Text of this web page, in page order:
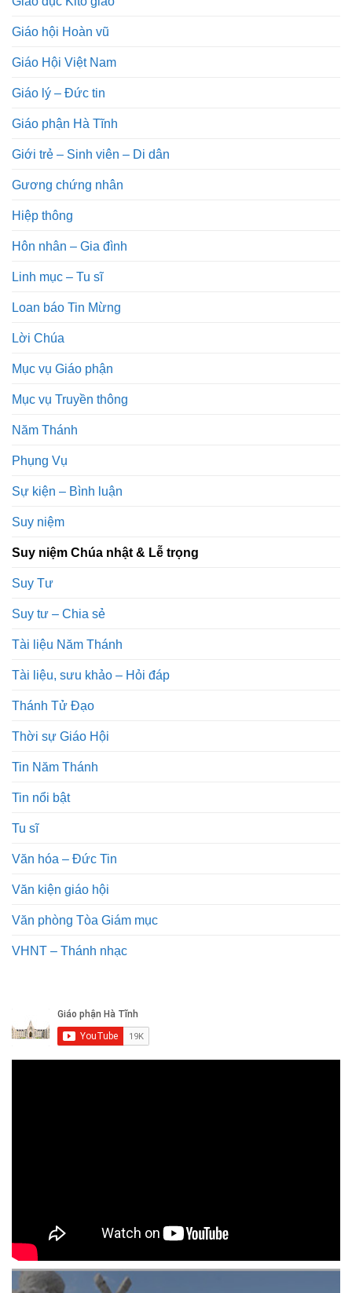
Giáo hội Hoàn vũ
Giáo Hội Việt Nam
Giáo lý – Đức tin
Giáo phận Hà Tĩnh
Giới trẻ – Sinh viên – Di dân
Gương chứng nhân
Hiệp thông
Hôn nhân – Gia đình
Linh mục – Tu sĩ
Loan báo Tin Mừng
Lời Chúa
Mục vụ Giáo phận
Mục vụ Truyền thông
Năm Thánh
Phụng Vụ
Sự kiện – Bình luận
Suy niệm
Suy niệm Chúa nhật & Lễ trọng
Suy Tư
Suy tư – Chia sẻ
Tài liệu Năm Thánh
Tài liệu, sưu khảo – Hỏi đáp
Thánh Tử Đạo
Thời sự Giáo Hội
Tin Năm Thánh
Tin nổi bật
Tu sĩ
Văn hóa – Đức Tin
Văn kiện giáo hội
Văn phòng Tòa Giám mục
VHNT – Thánh nhạc